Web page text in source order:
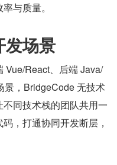
与质量。
发场景
Vue/React、后端 Java/
景，BridgeCode 无技术
同技术栈的团队共用一
，打通协同开发断层，